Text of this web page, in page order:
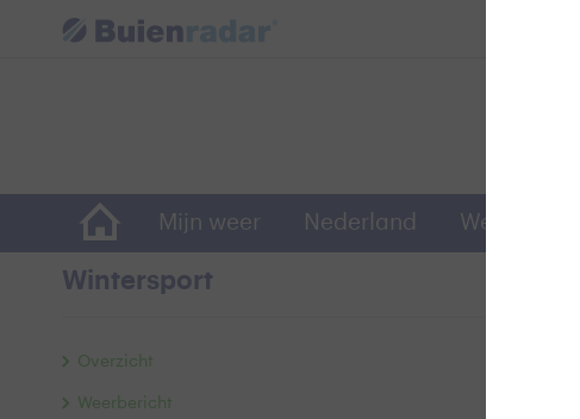
Mijn weer Nederland Wereldwijd
Wintersport
Overzicht
Weerbericht